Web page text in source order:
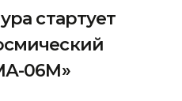
стартует
06М»